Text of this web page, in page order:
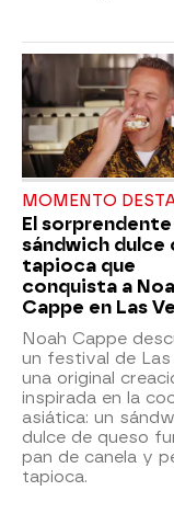
MOMENTO
El sorprendente
sándwich dulce
tapioca que
conquista a
Cappe en Las
Noah Cappe
un festival de Las
una original
inspirada en la
asiática: un
dulce de queso
pan de canela y
tapioca.